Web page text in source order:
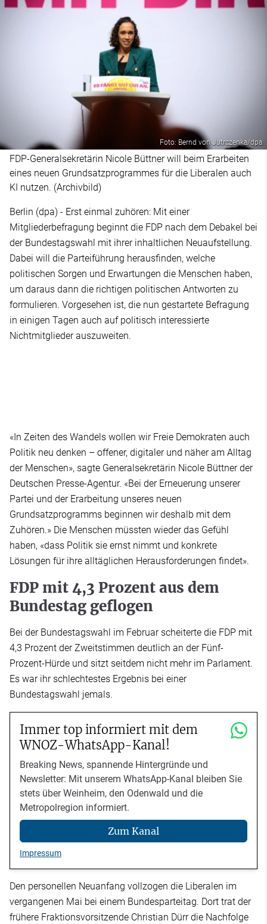
Foto: Bernd von Jutrczenka/dpa
FDP-Generalsekretärin Nicole Büttner will beim Erarbeiten
eines neuen Grundsatzprogrammes für die Liberalen auch
KI nutzen. (Archivbild)
Berlin (dpa) - Erst einmal zuhören: Mit einer
Mitgliederbefragung beginnt die FDP nach dem Debakel bei
der Bundestagswahl mit ihrer inhaltlichen Neuaufstellung.
Dabei will die Parteiführung herausfinden, welche
politischen Sorgen und Erwartungen die Menschen haben,
um daraus dann die richtigen politischen Antworten zu
formulieren. Vorgesehen ist, die nun gestartete Befragung
in einigen Tagen auch auf politisch interessierte
Nichtmitglieder auszuweiten.
«In Zeiten des Wandels wollen wir Freie Demokraten auch
Politik neu denken – offener, digitaler und näher am Alltag
der Menschen», sagte Generalsekretärin Nicole Büttner der
Deutschen Presse-Agentur. «Bei der Erneuerung unserer
Partei und der Erarbeitung unseres neuen
Grundsatzprogramms beginnen wir deshalb mit dem
Zuhören.» Die Menschen müssten wieder das Gefühl
haben, «dass Politik sie ernst nimmt und konkrete
Lösungen für ihre alltäglichen Herausforderungen findet».
FDP mit 4,3 Prozent aus dem
Bundestag geflogen
Bei der Bundestagswahl im Februar scheiterte die FDP mit
4,3 Prozent der Zweitstimmen deutlich an der Fünf-
Prozent-Hürde und sitzt seitdem nicht mehr im Parlament.
Es war ihr schlechtestes Ergebnis bei einer
Bundestagswahl jemals.
Immer top informiert mit dem
WNOZ-WhatsApp-Kanal!
Breaking News, spannende Hintergründe und
Newsletter: Mit unserem WhatsApp-Kanal bleiben Sie
stets über Weinheim, den Odenwald und die
Metropolregion informiert.
Zum Kanal
Impressum
Den personellen Neuanfang vollzogen die Liberalen im
vergangenen Mai bei einem Bundesparteitag. Dort trat der
frühere Fraktionsvorsitzende Christian Dürr die Nachfolge